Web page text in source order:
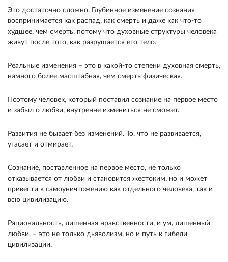
Это достаточно сложно. Глубинное изменение сознания
воспринимается как распад, как смерть и даже как что-то
худшее, чем смерть, потому что духовные структуры человека
живут после того, как разрушается его тело.
Реальные изменения – это в какой-то степени духовная смерть,
намного более масштабная, чем смерть физическая.
Поэтому человек, который поставил сознание на первое место
и забыл о любви, внутренне измениться не сможет.
Развития не бывает без изменений. То, что не развивается,
угасает и отмирает.
Сознание, поставленное на первое место, не только
отказывается от любви и становится жестоким, но и может
привести к самоуничтожению как отдельного человека, так и
всю цивилизацию.
Рациональность, лишенная нравственности, и ум, лишенный
любви, – это не только дьяволизм, но и путь к гибели
цивилизации.